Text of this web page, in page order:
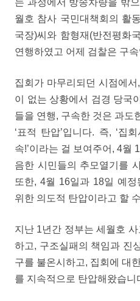
는 과정에서 방송차량을 밖
월호 참사 국민대책회의 활
국장)씨와 함형재(반전평화
연행하였고 어제 검찰은 구
집회가 마무리되던 시점에서
이 없는 상황에서 검경 당국
들을 연행, 구속한 것은 과도
‘표적 탄압’입니다. 즉, ‘집
속!’이라는 걸 보여주어, 4월
음한 시민들의 추모열기를
또한, 4월 16일과 18일 예정
위한 의도적 탄압이라고 할
지난 1년간 정부는 세월호 사
하고, 구조실패의 책임과 진
구를 불온시하고, 집회에 대
를 지속적으로 탄압해왔습니